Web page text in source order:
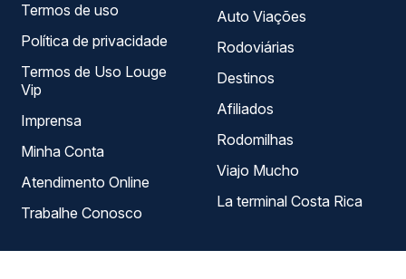
Termos de uso
Política de privacidade
Termos de Uso Louge
Vip
Imprensa
Minha Conta
Atendimento Online
Trabalhe Conosco
Auto Viações
Rodoviárias
Destinos
Afiliados
Rodomilhas
Viajo Mucho
La terminal Costa Rica